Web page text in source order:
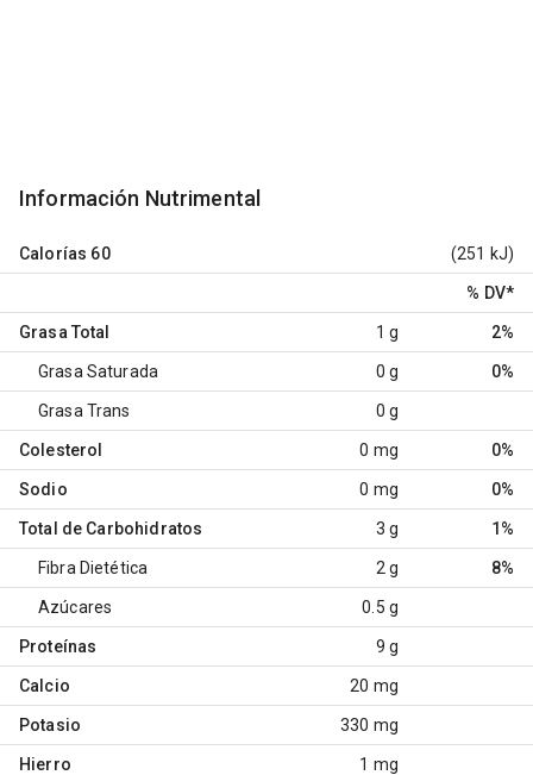
Información Nutrimental
Calorías 60 (251 kJ)
% DV*
Grasa Total 1 g 2%
Grasa Saturada 0 g 0%
Grasa Trans 0 g
Colesterol 0 mg 0%
Sodio 0 mg 0%
Total de Carbohidratos 3 g 1%
Fibra Dietética 2 g 8%
Azúcares 0.5 g
Proteínas 9 g
Calcio 20 mg
Potasio 330 mg
Hierro 1 mg